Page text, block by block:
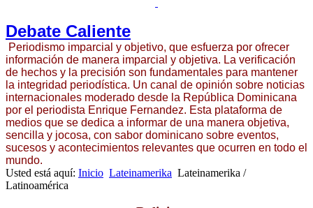
Debate Caliente
Periodismo imparcial y objetivo, que esfuerza por ofrecer
información de manera imparcial y objetiva. La verificación
de hechos y la precisión son fundamentales para mantener
la integridad periodística. Un canal de opinión sobre noticias
internacionales moderado desde la República Dominicana
por el periodista Enrique Fernandez. Esta plataforma de
medios que se dedica a informar de una manera objetiva,
sencilla y jocosa, con sabor dominicano sobre eventos,
sucesos y acontecimientos relevantes que ocurren en todo el
mundo.
Usted está aquí: Inicio Lateinamerika Lateinamerika /
Latinoamérica